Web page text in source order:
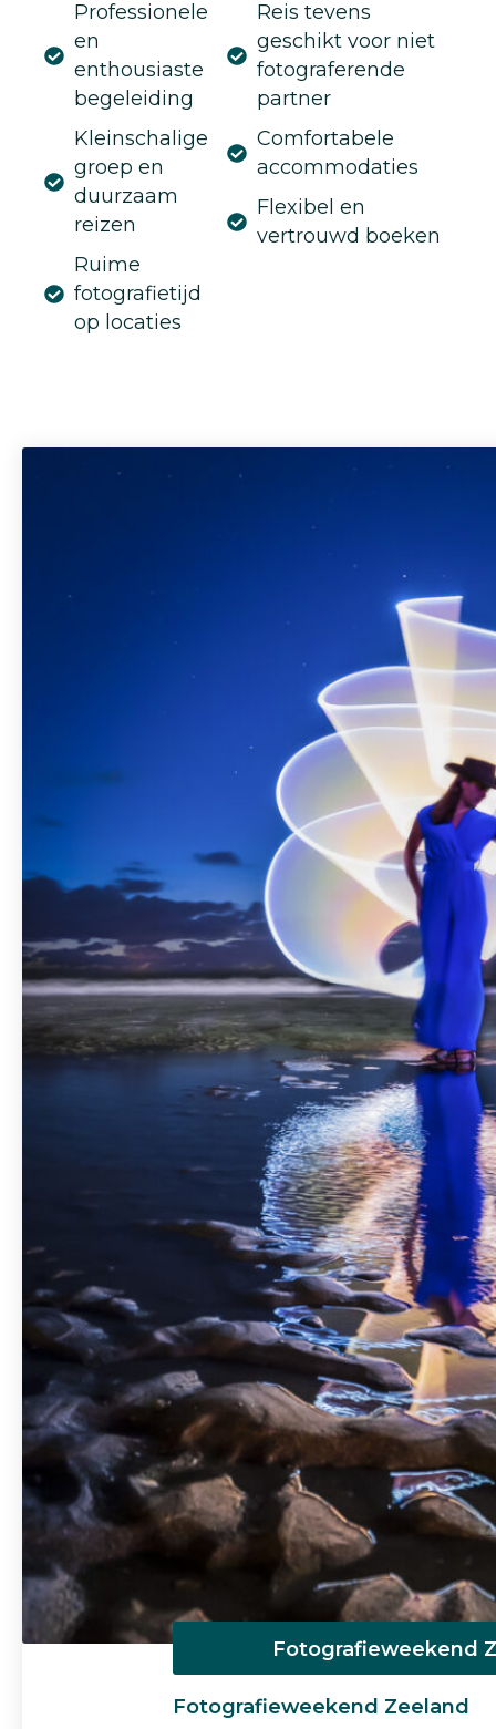
Professionele
en
enthousiaste
begeleiding
Kleinschalige
groep en
duurzaam
reizen
Ruime
fotografietijd
op locaties
Reis tevens
geschikt voor niet
fotograferende
partner
Comfortabele
accommodaties
Flexibel en
vertrouwd boeken
Fotografieweekend
Fotografieweekend Zeeland